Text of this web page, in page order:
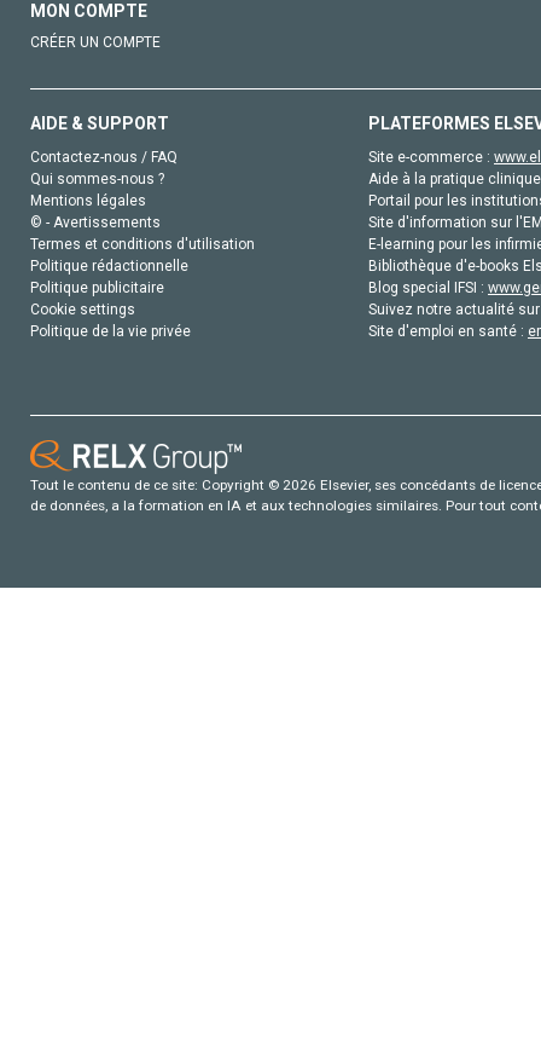
MON COMPTE
CRÉER UN COMPTE
AIDE & SUPPORT
Contactez-nous / FAQ
Qui sommes-nous ?
Mentions légales
© - Avertissements
Termes et conditions d'utilisation
Politique rédactionnelle
Politique publicitaire
Cookie settings
Politique de la vie privée
PLATEFORMES
Site e-commerce :
Aide à la pratique
Portail pour les
Site d'information sur
E-learning pour les
Bibliothèque d'e-books
Blog special IFSI :
Suivez notre actualité
Site d'emploi en santé :
Tout le contenu de ce site: Copyright © 2026 Elsevier, ses concédants de
de données, a la formation en IA et aux technologies similaires. Pour tout